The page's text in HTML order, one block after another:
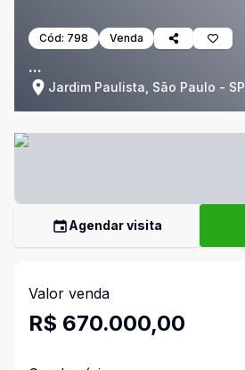
Cód: 798 Venda
...
Jardim Paulista, São Paulo - SP
Agendar visita
Valor venda
R$ 670.000,00